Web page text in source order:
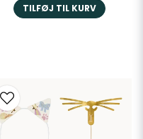
TILFØJ TIL KURV